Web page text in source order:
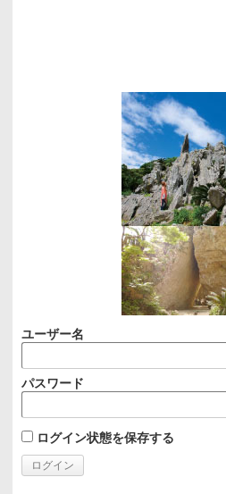
ユーザー名
パスワード
ログイン状態を保存する